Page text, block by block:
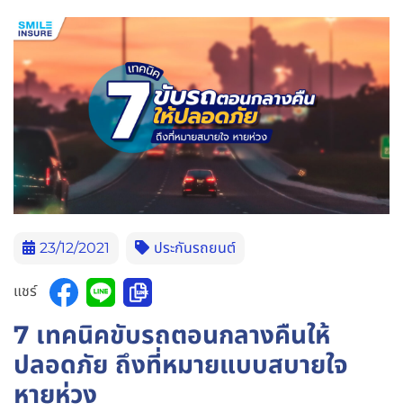
23/12/2021 ประกันรถยนต์
แชร์
7 เทคนิคขับรถตอนกลางคืนให้
ปลอดภัย ถึงที่หมายแบบสบายใจ
หายห่วง